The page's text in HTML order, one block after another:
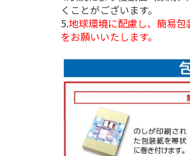
くことがございます。
5.地球環境に配慮し、簡易
をお願いいたします。